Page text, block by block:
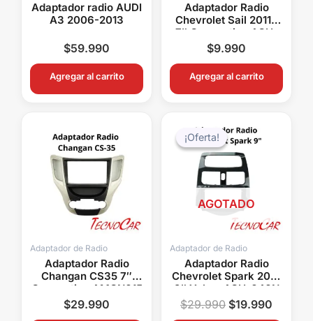
Adaptador radio AUDI
A3 2006-2013
$59.990
Agregar al carrito
Adaptador Radio
Chevrolet Sail 2011+
7″ Connection ACH-
002
$9.990
Agregar al carrito
Adaptador de Radio
Adaptador Radio
Changan CS35 7″
Connection AMCN015
$29.990
¡Oferta!
AGOTADO
¡Oferta!
Adaptador de Radio
Adaptador Radio
Chevrolet Spark 2014
9″ Yelew ACH-040N
$29.990
precio
original
era:
$29.990.
$19.990